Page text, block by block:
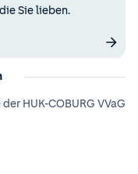
Sie lieben.
der HUK-COBURG VVaG